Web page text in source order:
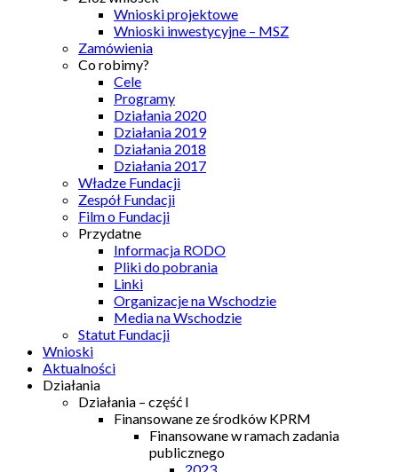
Wnioski projektowe
Wnioski inwestycyjne – MSZ
Zamówienia
Co robimy?
Cele
Programy
Działania 2020
Działania 2019
Działania 2018
Działania 2017
Władze Fundacji
Zespół Fundacji
Film o Fundacji
Przydatne
Informacja RODO
Pliki do pobrania
Linki
Organizacje na Wschodzie
Media na Wschodzie
Statut Fundacji
Wnioski
Aktualności
Działania
Działania – część I
Finansowane ze środków KPRM
Finansowane w ramach zadania
publicznego